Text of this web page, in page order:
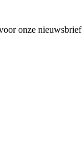
onze nieuwsbrief